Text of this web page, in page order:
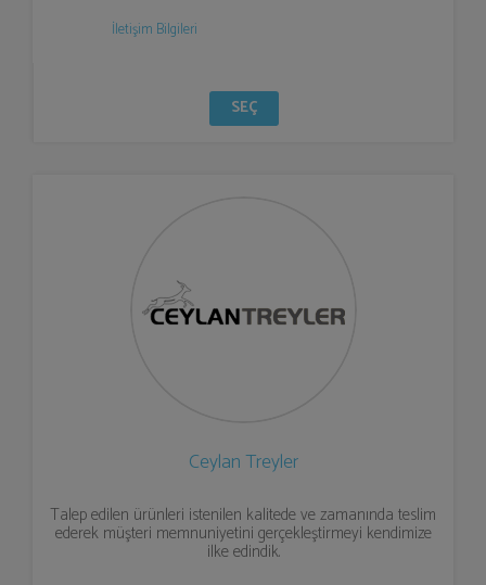
İletişim Bilgileri
SEÇ
Ceylan Treyler
Talep edilen ürünleri istenilen kalitede ve zamanında teslim
ederek müşteri memnuniyetini gerçekleştirmeyi kendimize
ilke edindik.